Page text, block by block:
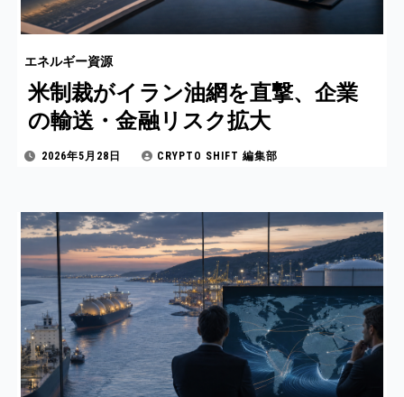
エネルギー資源
米制裁がイラン油網を直撃、企業
の輸送・金融リスク拡大
2026年5月28日 CRYPTO SHIFT 編集部